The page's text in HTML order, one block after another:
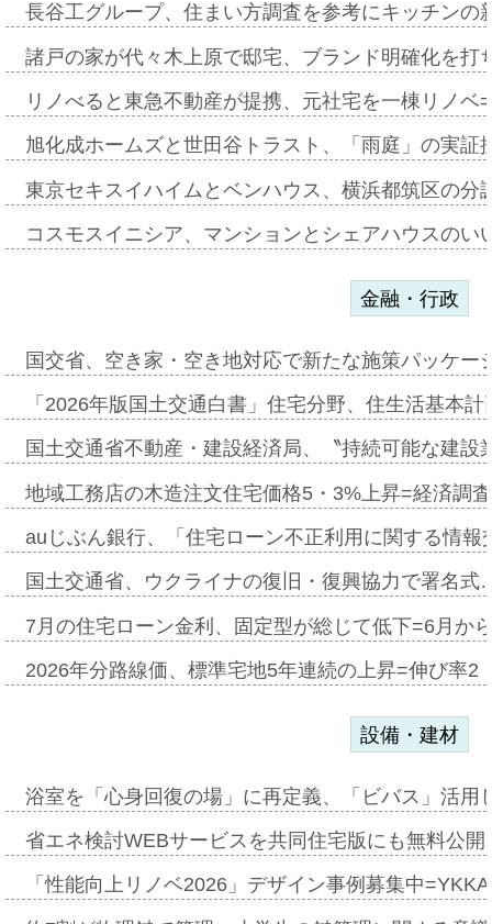
長谷工グループ、住まい方調査を参考にキッチン
諸戸の家が代々木上原で邸宅、ブランド明確化を
リノべると東急不動産が提携、元社宅を一棟リノ
旭化成ホームズと世田谷トラスト、「雨庭」の実
東京セキスイハイムとベンハウス、横浜都筑区の
コスモスイニシア、マンションとシェアハウスの
金融・行政
国交省、空き家・空き地対応で新たな施策パッケ
「2026年版国土交通白書」住宅分野、住生活基本
国土交通省不動産・建設経済局、〝持続可能な建
地域工務店の木造注文住宅価格5・3%上昇=経済調
auじぶん銀行、「住宅ローン不正利用に関する情
国土交通省、ウクライナの復旧・復興協力で署名
7月の住宅ローン金利、固定型が総じて低下=6月か
2026年分路線価、標準宅地5年連続の上昇=伸び率
設備・建材
浴室を「心身回復の場」に再定義、「ビバス」活
省エネ検討WEBサービスを共同住宅版にも無料公
「性能向上リノベ2026」デザイン事例募集中